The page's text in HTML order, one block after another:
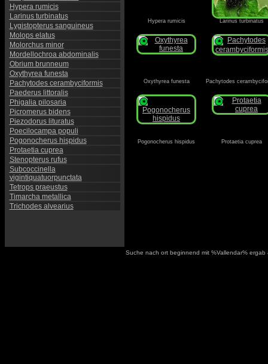
Hypera rumicis
Larinus turbinatus
Lygistopterus sanguineus
Molops elatus
Molorchus minor
Mordellochroa abdominalis
Obrium brunneum
Oxythyrea funesta
Pachytodes cerambyciformis
Paederus littoralis
Phigalia pilosaria
Picromerus bidens
Piezodorus lituratus
Poecilocampa populi
Pogonocherus hispidus
Protaetia cuprea
Stenopterus rufus
Subcoccinella
vigintiquatuorpunctata
Tetrops praeustus
Timarcha metallica
Trichodes alvearius
Hypera rumicis Larinus turbinatus
*
Oxythyrea funesta
*
Pachytodes
*
Pogonocherus hispidus
*
Protaetia cuprea
Suche nach ort beginnend mit %Vallendar% ergab